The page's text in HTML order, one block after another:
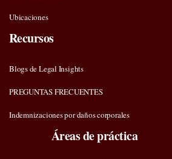
Ubicaciones
Recursos
Blogs de Legal Insights
PREGUNTAS FRECUENTES
Indemnizaciones por daños corporales
Áreas de práctica